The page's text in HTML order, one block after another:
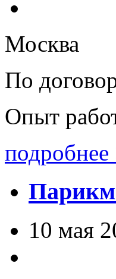
Москва
По
Опыт
подробнее
10 мая